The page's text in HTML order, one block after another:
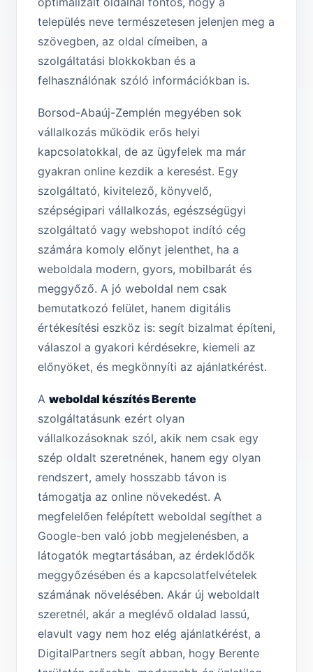
település neve természetesen jelenjen meg a
szövegben, az oldal címeiben, a
szolgáltatási blokkokban és a
felhasználónak szóló információkban is.
Borsod-Abaúj-Zemplén megyében sok
vállalkozás működik erős helyi
kapcsolatokkal, de az ügyfelek ma már
gyakran online kezdik a keresést. Egy
szolgáltató, kivitelező, könyvelő,
szépségipari vállalkozás, egészségügyi
szolgáltató vagy webshopot indító cég
számára komoly előnyt jelenthet, ha a
weboldala modern, gyors, mobilbarát és
meggyőző. A jó weboldal nem csak
bemutatkozó felület, hanem digitális
értékesítési eszköz is: segít bizalmat építeni,
válaszol a gyakori kérdésekre, kiemeli az
előnyöket, és megkönnyíti az ajánlatkérést.
A weboldal készítés Berente
szolgáltatásunk ezért olyan
vállalkozásoknak szól, akik nem csak egy
szép oldalt szeretnének, hanem egy olyan
rendszert, amely hosszabb távon is
támogatja az online növekedést. A
megfelelően felépített weboldal segíthet a
Google-ben való jobb megjelenésben, a
látogatók megtartásában, az érdeklődők
meggyőzésében és a kapcsolatfelvételek
számának növelésében. Akár új weboldalt
szeretnél, akár a meglévő oldalad lassú,
elavult vagy nem hoz elég ajánlatkérést, a
DigitalPartners segít abban, hogy Berente